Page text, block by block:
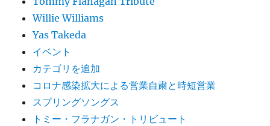
Willie Williams
Yas Takeda
イベント
カテゴリを追加
コロナ感染拡大による営業自粛と時短営業
スプリングソングス
トミー・フラナガン・トリビュート